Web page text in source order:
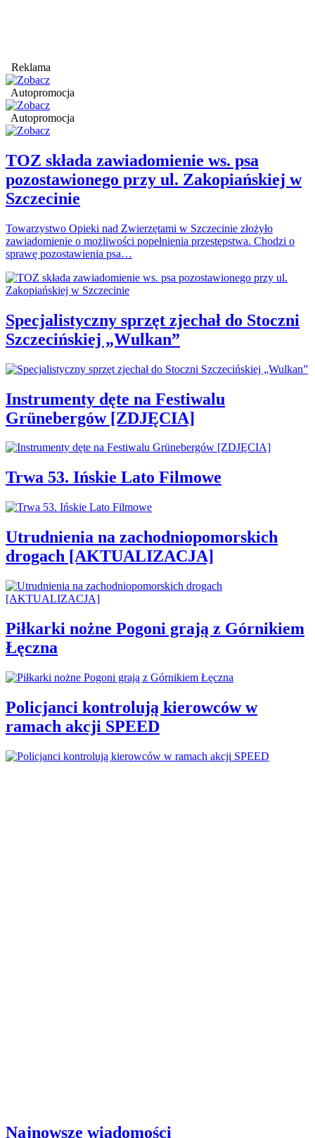
Reklama
Autopromocja
Autopromocja
TOZ składa zawiadomienie ws. psa
pozostawionego przy ul. Zakopiańskiej w
Szczecinie
Towarzystwo Opieki nad Zwierzętami w Szczecinie złożyło
zawiadomienie o możliwości popełnienia przestępstwa. Chodzi o
sprawę pozostawienia psa…
Specjalistyczny sprzęt zjechał do Stoczni
Szczecińskiej „Wulkan”
Instrumenty dęte na Festiwalu
Grünebergów [ZDJĘCIA]
Trwa 53. Ińskie Lato Filmowe
Utrudnienia na zachodniopomorskich
drogach [AKTUALIZACJA]
Piłkarki nożne Pogoni grają z Górnikiem
Łęczna
Policjanci kontrolują kierowców w
ramach akcji SPEED
Najnowsze wiadomości